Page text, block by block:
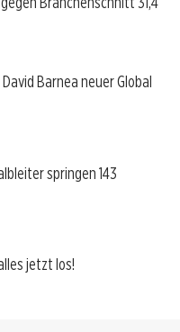
Barnea neuer Global
springen 143
jetzt los!